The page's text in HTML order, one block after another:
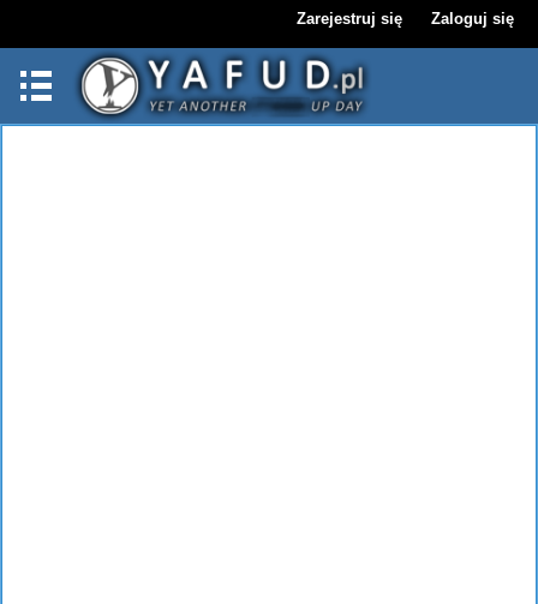
Zarejestruj się Zaloguj się